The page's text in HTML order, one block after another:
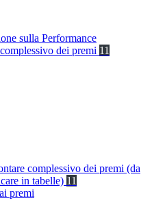
sulla Performance
dei premi 11
complessivo dei premi (da
in tabelle) 11
premi